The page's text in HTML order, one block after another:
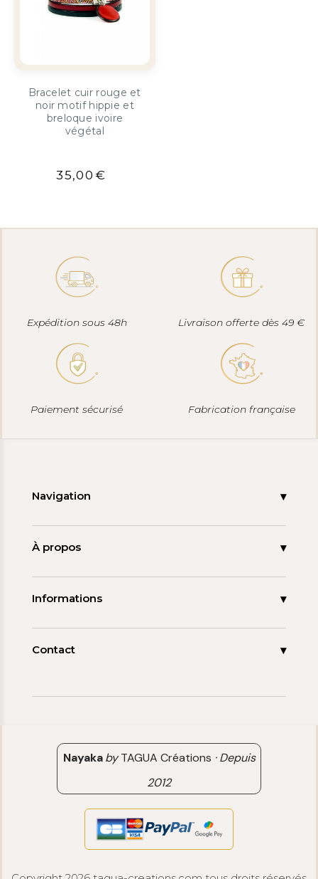
Bracelet cuir rouge et
noir motif hippie et
breloque ivoire
végétal
35,00 €
Expédition sous 48h Livraison offerte dès 49 €
Paiement sécurisé Fabrication française
Navigation
Accueil
À propos
La tagua
Informations
Mon compte
Contact
Nayaka byTAGUA Créations ·Depuis
2012